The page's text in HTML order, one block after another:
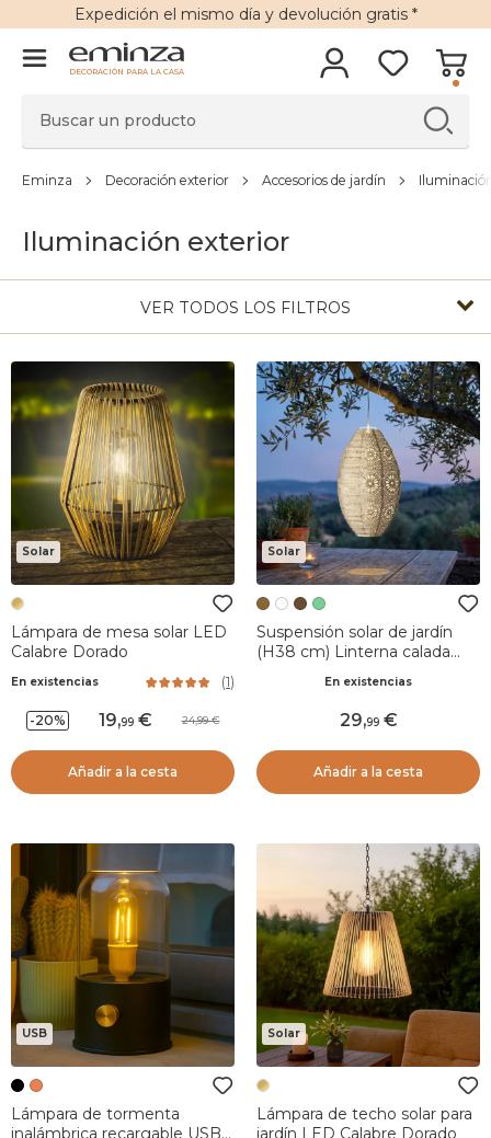
Expedición el mismo día y devolución gratis*
DECORACIÓN PARA LA CASA
Eminza Decoración exterior Accesorios de jardín
Iluminación exterior
VER TODOS LOS FILTROS
Solar
Lámpara de mesa solar LED
Calabre Dorado
En existencias (1)
-20% 19,99 24,99
Añadir a la cesta
Solar
Suspensión solar de jardín
(H38 cm) Linterna calada
En existencias
29,99
Añadir a la cesta
USB
Lámpara de tormenta
inalámbrica recargable USB
Solar
Lámpara de techo solar para
jardín LED Calabre Dorado